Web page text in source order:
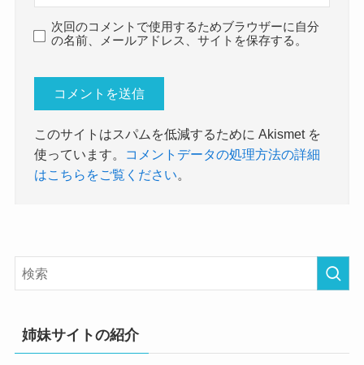
次回のコメントで使用するためブラウザーに自分
の名前、メールアドレス、サイトを保存する。
このサイトはスパムを低減するために Akismet を
使っています。
コメントデータの処理方法の詳細
はこちらをご覧ください
姉妹サイトの紹介